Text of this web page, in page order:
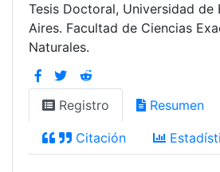
Tesis Doctoral, Universidad de
Aires. Facultad de Ciencias
Naturales.
Registro Resumen
Citación